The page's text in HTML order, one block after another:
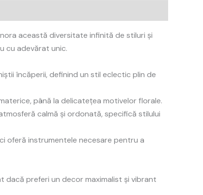
această diversitate infinită de stiluri și
cu adevărat unic.
încăperii, definind un stil eclectic plin de
până la delicatețea motivelor florale.
calmă și ordonată, specifică stilului
oferă instrumentele necesare pentru a
dacă preferi un decor maximalist și vibrant